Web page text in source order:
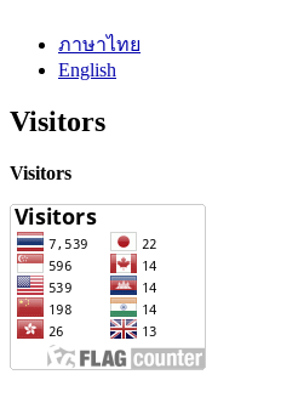
ภาษาไทย
English
Visitors
Visitors